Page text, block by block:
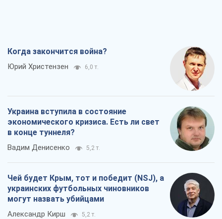
Когда закончится война?
Юрий Христензен 6,0 т.
Украина вступила в состояние
экономического кризиса. Есть ли свет
в конце туннеля?
Вадим Денисенко 5,2 т.
Чей будет Крым, тот и победит (NSJ), а
украинских футбольных чиновников
могут назвать убийцами
Александр Кирш 5,2 т.